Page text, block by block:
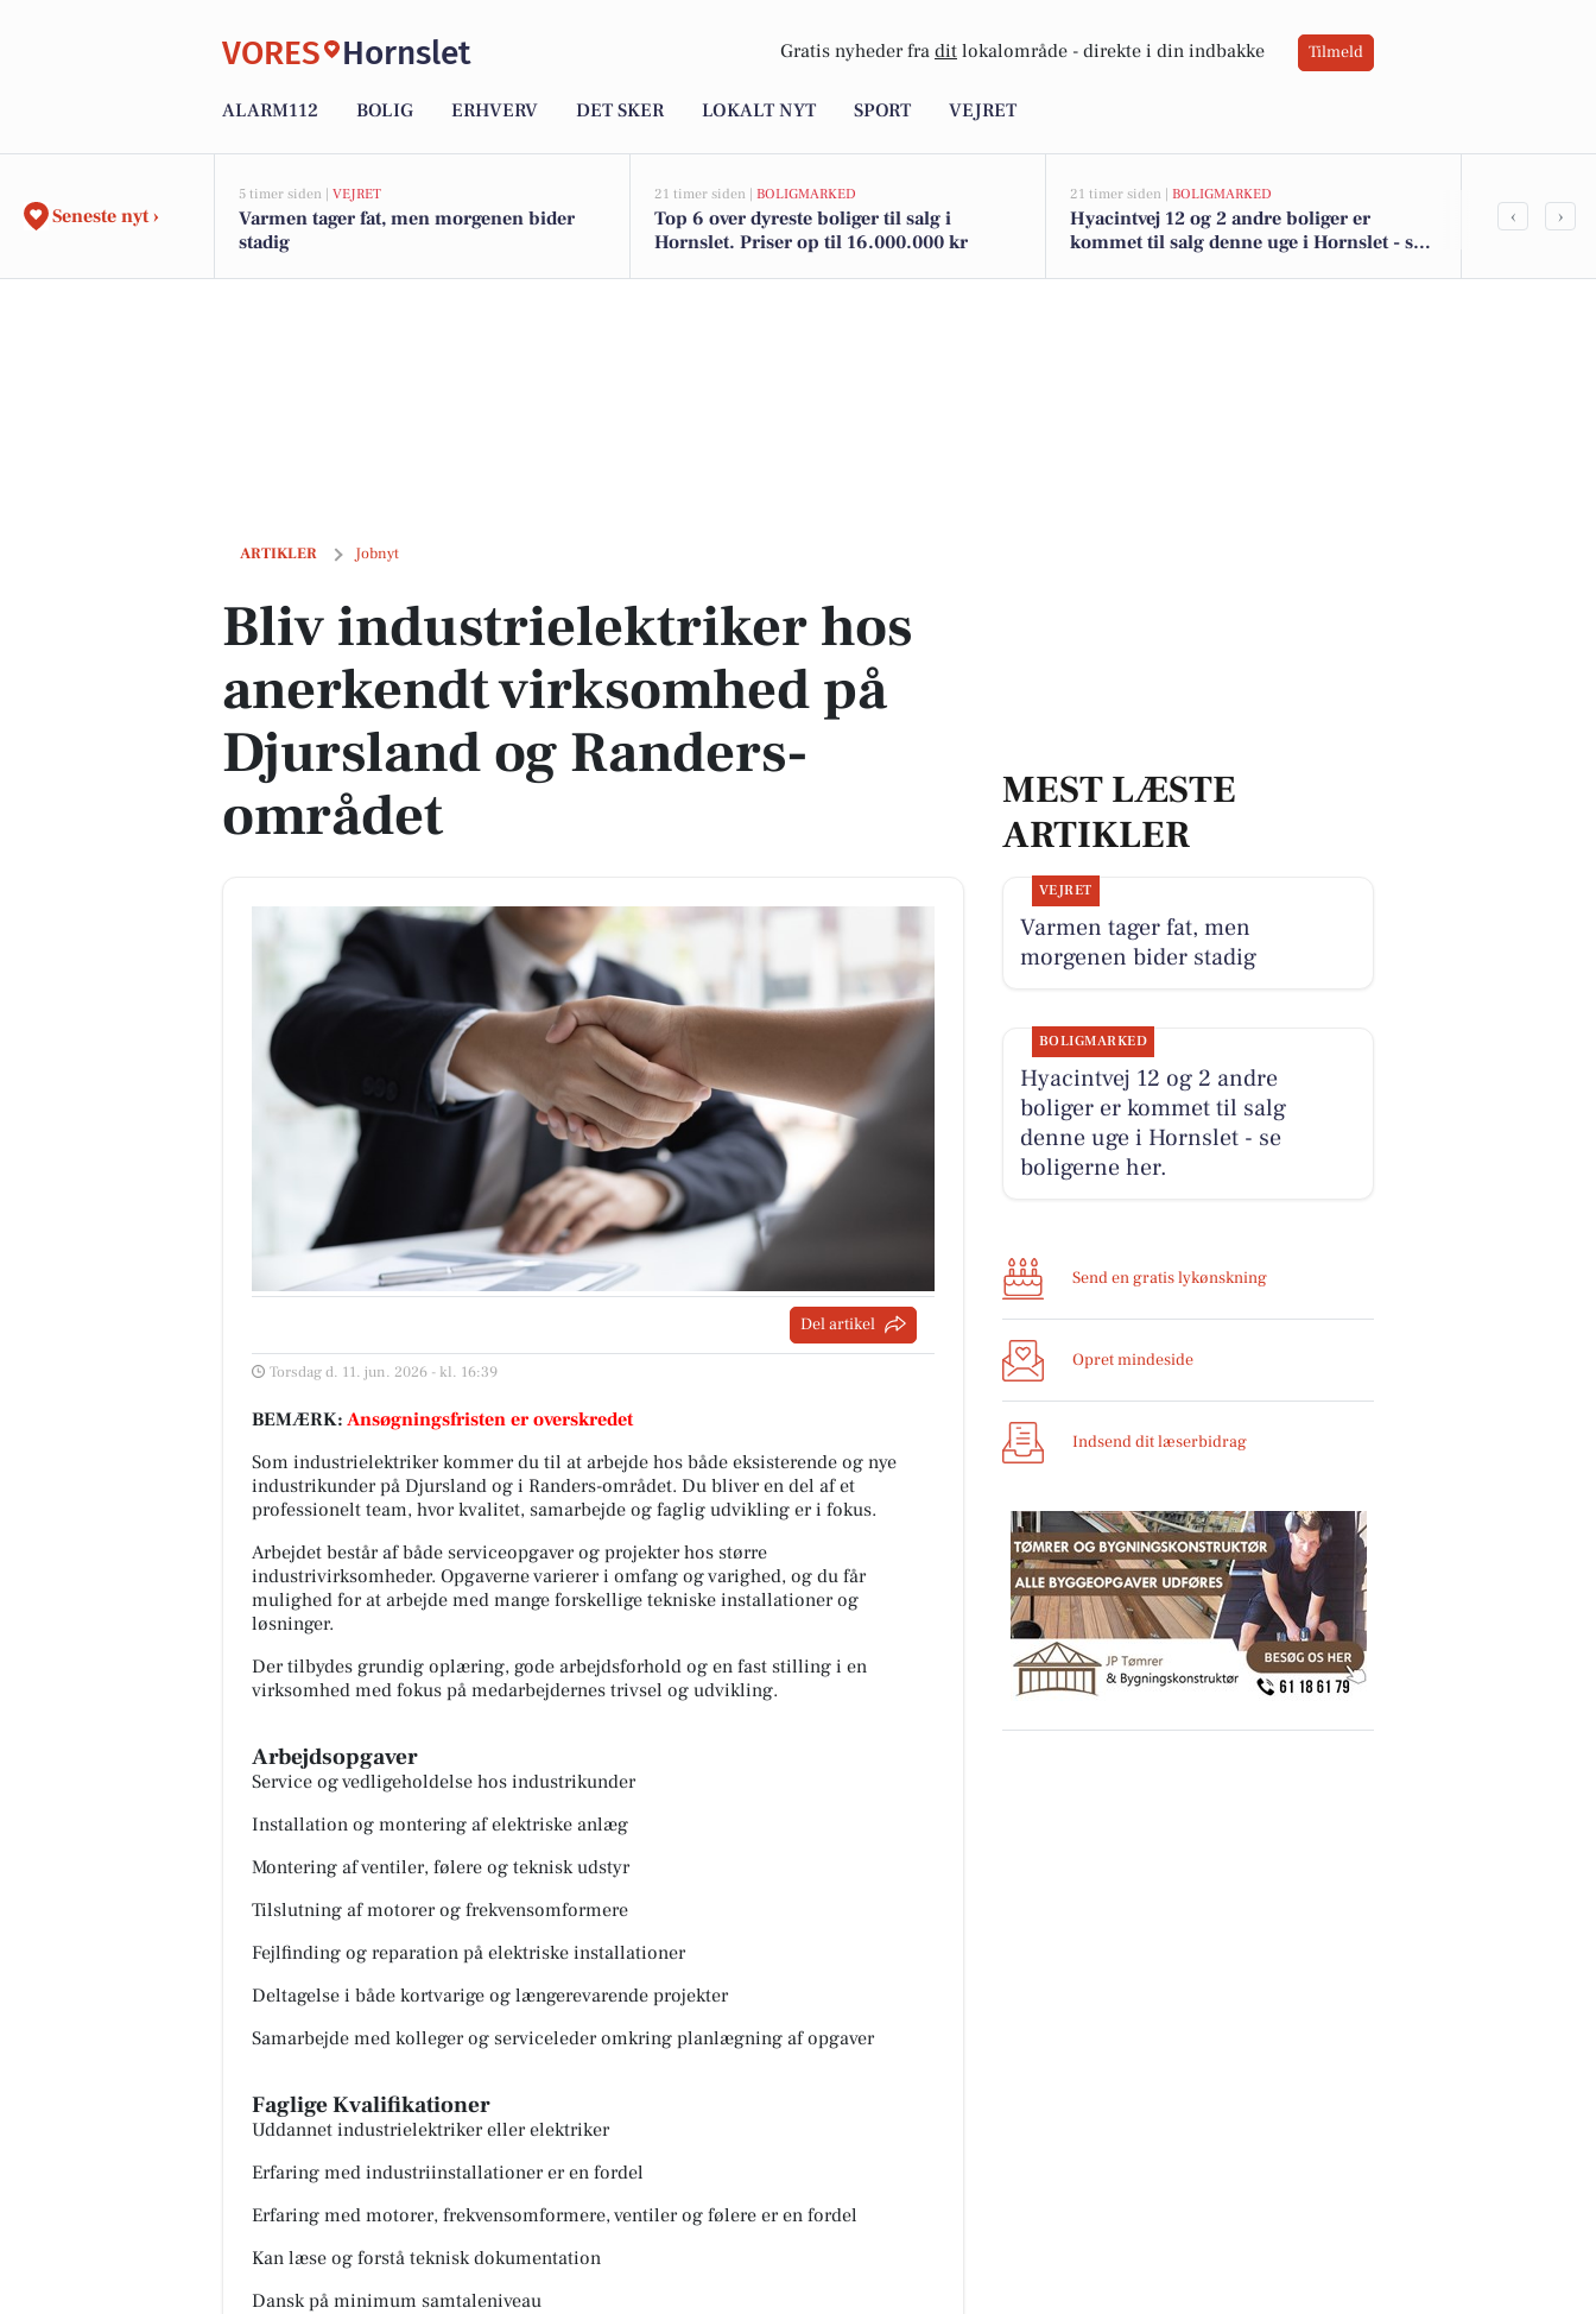
VORES Hornslet Gratis nyheder fra dit lokalområde - direkte i din indbakke Tilmeld
ALARM112 BOLIG ERHVERV DET SKER LOKALT NYT SPORT VEJRET
Seneste nyt ›
5 timer siden | VEJRET
Varmen tager fat, men morgenen bider
stadig
21 timer siden | BOLIGMARKED
Top 6 over dyreste boliger til salg i
Hornslet. Priser op til 16.000.000 kr
21 timer siden | BOLIGMARKED
Hyacintvej 12 og 2 andre boliger er
kommet til salg denne uge i Hornslet - se
Udforsk
‹ ›
ARTIKLER Jobnyt
Bliv industrielektriker hos anerkendt virksomhed på Djursland og Randers-området
Bliv industrielektriker hos
anerkendt virksomhed på
Djursland og Randers-
området
Del artikel
Torsdag d. 11. jun. 2026 - kl. 16:39
BEMÆRK: Ansøgningsfristen er overskredet
Som industrielektriker kommer du til at arbejde hos både eksisterende og nye
industrikunder på Djursland og i Randers-området. Du bliver en del af et
professionelt team, hvor kvalitet, samarbejde og faglig udvikling er i fokus.
Arbejdet består af både serviceopgaver og projekter hos større
industrivirksomheder. Opgaverne varierer i omfang og varighed, og du får
mulighed for at arbejde med mange forskellige tekniske installationer og
løsninger.
Der tilbydes grundig oplæring, gode arbejdsforhold og en fast stilling i en
virksomhed med fokus på medarbejdernes trivsel og udvikling.
Arbejdsopgaver
Service og vedligeholdelse hos industrikunder
Installation og montering af elektriske anlæg
Montering af ventiler, følere og teknisk udstyr
Tilslutning af motorer og frekvensomformere
Fejlfinding og reparation på elektriske installationer
Deltagelse i både kortvarige og længerevarende projekter
Samarbejde med kolleger og serviceleder omkring planlægning af opgaver
Faglige Kvalifikationer
Uddannet industrielektriker eller elektriker
Erfaring med industriinstallationer er en fordel
Erfaring med motorer, frekvensomformere, ventiler og følere er en fordel
Kan læse og forstå teknisk dokumentation
Dansk på minimum samtaleniveau
MEST LÆSTE
ARTIKLER
VEJRET
Varmen tager fat, men
morgenen bider stadig
BOLIGMARKED
Hyacintvej 12 og 2 andre
boliger er kommet til salg
denne uge i Hornslet - se
boligerne her.
Send en gratis lykønskning
Opret mindeside
Indsend dit læserbidrag